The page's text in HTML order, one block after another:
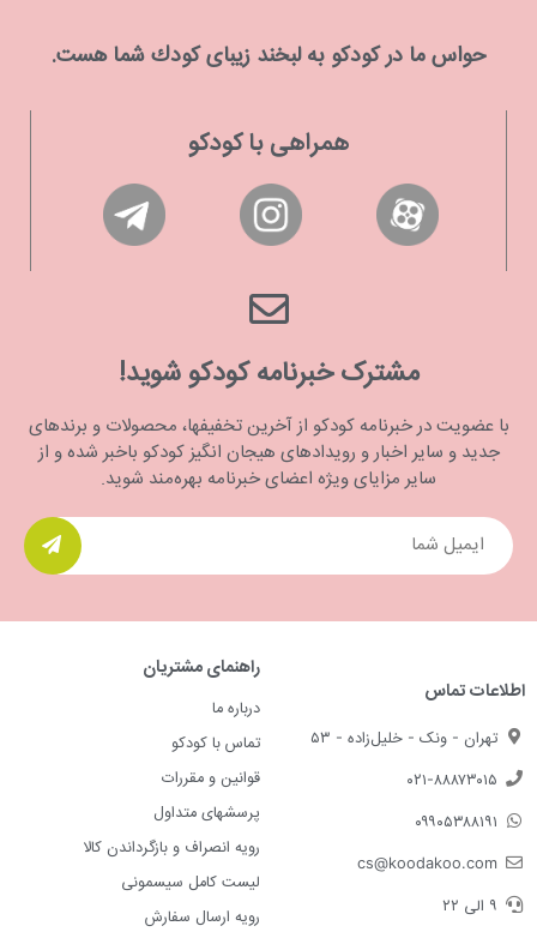
حواس ما در كودكو به لبخند زیبای كودك شما هست.
همراهی با کودکو
مشترک خبرنامه کودکو شوید!
با عضویت در خبرنامه کودکو از آخرین تخفیفها، محصولات و برندهای
جدید و سایر اخبار و رویدادهای هیجان انگیز کودکو باخبر شده و از
سایر مزایای ویژه اعضای خبرنامه بهره‌مند شوید.
اطلاعات تماس
تهران - ونک - خلیل‌زاده - ۵۳
۰۲۱-۸۸۸۷۳۰۱۵
۰۹۹۰۵۳۸۸۱۹۱
cs@koodakoo.com
۹ الی ۲۲
راهنمای مشتریان
درباره ما
تماس با کودکو
قوانین و مقررات
پرسشهای متداول
رویه انصراف و بازگرداندن کالا
لیست کامل سیسمونی
رویه ارسال سفارش